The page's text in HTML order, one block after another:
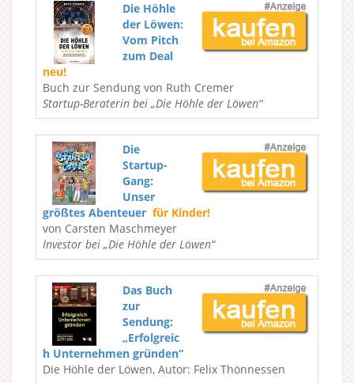
Die Höhle
der Löwen:
Vom Pitch
zum Deal
neu!
Buch zur Sendung von Ruth Cremer
Startup-Beraterin bei „Die Höhle der Löwen“
Die
Startup-
Gang:
Unser
größtes Abenteuer für Kinder!
von Carsten Maschmeyer
Investor bei „Die Höhle der Löwen“
Das Buch
zur
Sendung:
„Erfolgreic
h Unternehmen gründen“
Die Höhle der Löwen, Autor: Felix Thönnessen